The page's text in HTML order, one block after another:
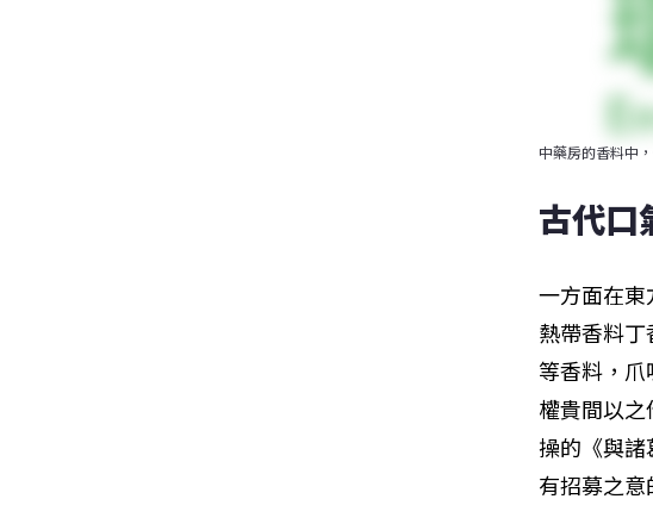
中藥房的香料中
古代口
一方面在
熱帶香料
等香料，
權貴間以
操的《與
有招募之意